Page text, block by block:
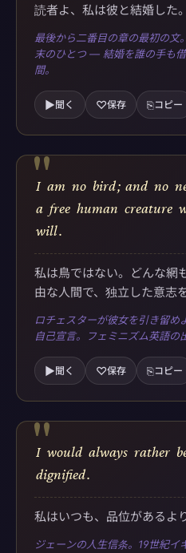
読者よ、私は彼と結婚した。
最後から二番目の章の最初の文
末のひとつ — 結婚を誰の手も
間。
▶聞く ♡保存 ⎘コピー
"
I am no bird; and no
a free human creature
will.
私は鳥ではない。どんな網
由な人間で、独立した意志
ロチェスターが彼女を引き留め
自己宣言。フェミニズム英語の
▶聞く ♡保存 ⎘コピー
"
I would always rather
dignified.
私はいつも、品位があるよ
ジェーンの人生信条。19世紀